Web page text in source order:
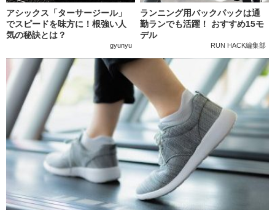
アシックス「ターサージール」
でスピードを味方に！根強い人
気の秘訣とは？
gyunyu
ランニング用バックパックは通
勤ランでも活躍！ おすすめ15モ
デル
RUN HACK編集部